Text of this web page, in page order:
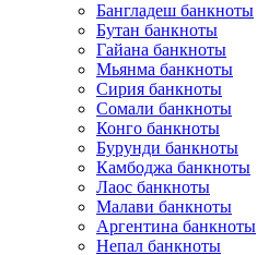
Бангладеш банкноты
Бутан банкноты
Гайана банкноты
Мьянма банкноты
Сирия банкноты
Сомали банкноты
Конго банкноты
Бурунди банкноты
Камбоджа банкноты
Лаос банкноты
Малави банкноты
Аргентина банкноты
Непал банкноты